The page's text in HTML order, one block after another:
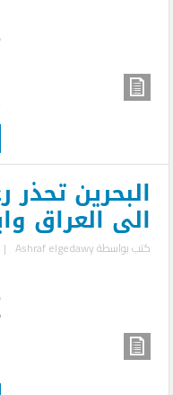
البحرين
الى العراق
كتب بواسطةAshraf elgedawy
|